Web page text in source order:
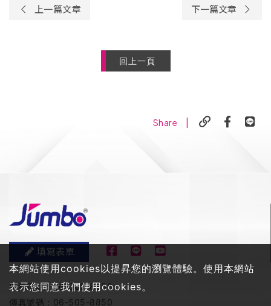
上一篇文章 下一篇文章
回上一頁
Share
填寫表單
服務電話：06-505-8858
傳真號碼： 06-505-8850
本網站使用cookies以提昇您的瀏覽體驗。使用本網站
表示您同意我們使用cookies。